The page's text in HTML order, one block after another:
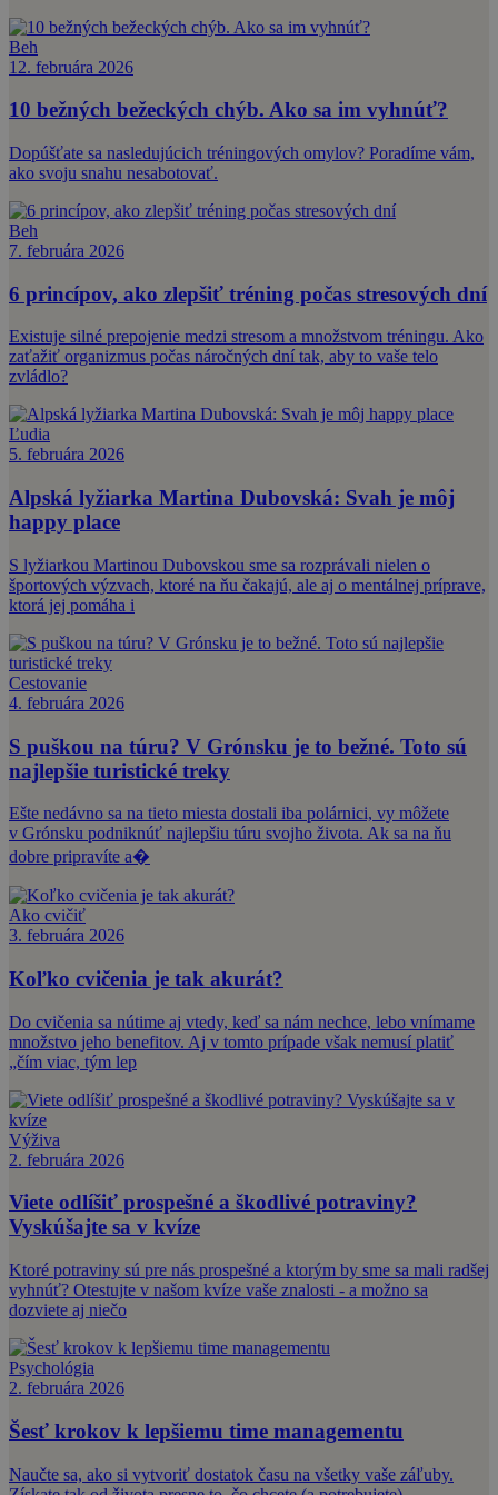
Beh
12. februára 2026
10 bežných bežeckých chýb. Ako sa im vyhnúť?
Dopúšťate sa nasledujúcich tréningových omylov? Poradíme vám,
ako svoju snahu nesabotovať.
Beh
7. februára 2026
6 princípov, ako zlepšiť tréning počas stresových dní
Existuje silné prepojenie medzi stresom a množstvom tréningu. Ako
zaťažiť organizmus počas náročných dní tak, aby to vaše telo
zvládlo?
Ľudia
5. februára 2026
Alpská lyžiarka Martina Dubovská: Svah je môj
happy place
S lyžiarkou Martinou Dubovskou sme sa rozprávali nielen o
športových výzvach, ktoré na ňu čakajú, ale aj o mentálnej príprave,
ktorá jej pomáha i
Cestovanie
4. februára 2026
S puškou na túru? V Grónsku je to bežné. Toto sú
najlepšie turistické treky
Ešte nedávno sa na tieto miesta dostali iba polárnici, vy môžete
v Grónsku podniknúť najlepšiu túru svojho života. Ak sa na ňu
dobre pripravíte a�
Ako cvičiť
3. februára 2026
Koľko cvičenia je tak akurát?
Do cvičenia sa nútime aj vtedy, keď sa nám nechce, lebo vnímame
množstvo jeho benefitov. Aj v tomto prípade však nemusí platiť
„čím viac, tým lep
Výživa
2. februára 2026
Viete odlíšiť prospešné a škodlivé potraviny?
Vyskúšajte sa v kvíze
Ktoré potraviny sú pre nás prospešné a ktorým by sme sa mali radšej
vyhnúť? Otestujte v našom kvíze vaše znalosti - a možno sa
dozviete aj niečo
Psychológia
2. februára 2026
Šesť krokov k lepšiemu time managementu
Naučte sa, ako si vytvoriť dostatok času na všetky vaše záľuby.